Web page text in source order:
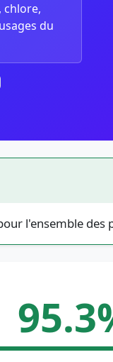
chlore,
du
l'ensemble des